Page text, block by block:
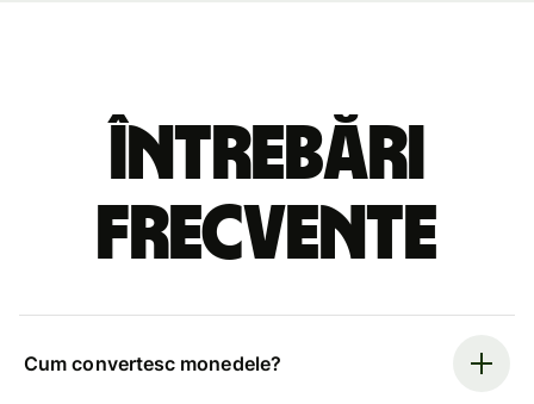
Întrebări
frecvente
Cum convertesc monedele?